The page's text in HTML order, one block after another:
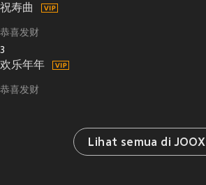
祝寿曲
恭喜发财
3
欢乐年年
恭喜发财
Lihat semua di JOOX